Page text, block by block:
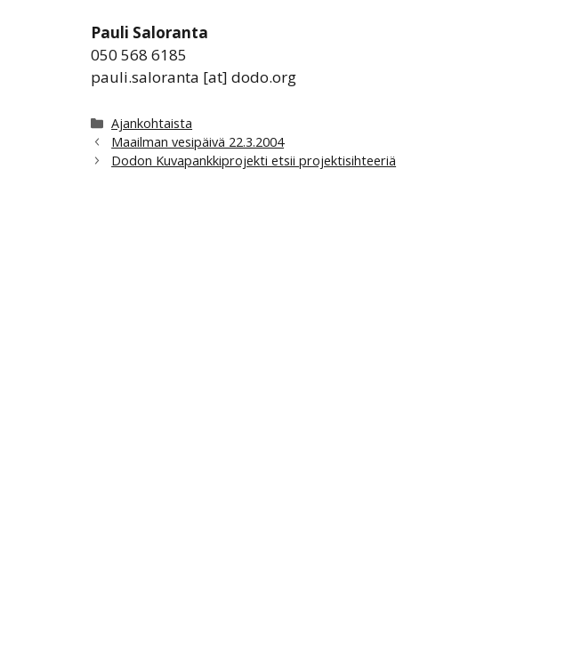
Pauli Saloranta
050 568 6185
pauli.saloranta [at] dodo.org
Kategoriat
Ajankohtaista
Maailman vesipäivä 22.3.2004
Dodon Kuvapankkiprojekti etsii projektisihteeriä